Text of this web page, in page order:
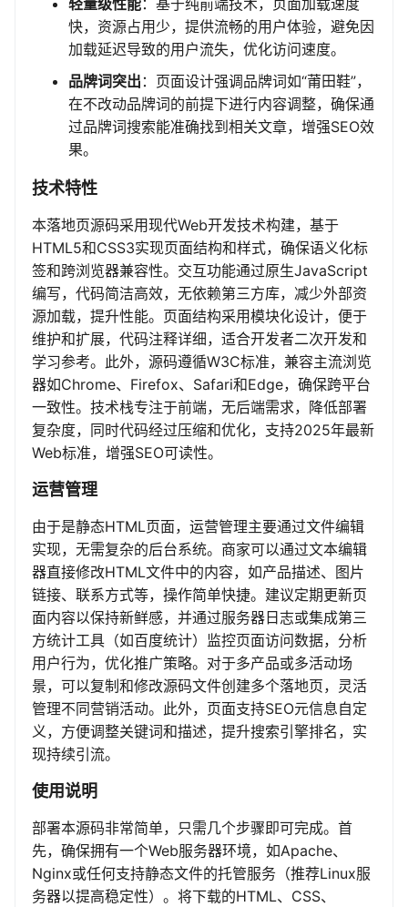
轻量级性能：基于纯前端技术，页面加载速度
快，资源占用少，提供流畅的用户体验，避免因
加载延迟导致的用户流失，优化访问速度。
品牌词突出 ：页面设计强调品牌词如“莆田鞋”，
在不改动品牌词的前提下进行内容调整，确保通
过品牌词搜索能准确找到相关文章，增强SEO效
果。
技术特性
本落地页源码采用现代Web开发技术构建，基于
HTML5和CSS3实现页面结构和样式，确保语义化标
签和跨浏览器兼容性。交互功能通过原生JavaScript
编写，代码简洁高效，无依赖第三方库，减少外部资
源加载，提升性能。页面结构采用模块化设计，便于
维护和扩展，代码注释详细，适合开发者二次开发和
学习参考。此外，源码遵循W3C标准，兼容主流浏览
器如Chrome、Firefox、Safari和Edge，确保跨平台
一致性。技术栈专注于前端，无后端需求，降低部署
复杂度，同时代码经过压缩和优化，支持2025年最新
Web标准，增强SEO可读性。
运营管理
由于是静态HTML页面，运营管理主要通过文件编辑
实现，无需复杂的后台系统。商家可以通过文本编辑
器直接修改HTML文件中的内容，如产品描述、图片
链接、联系方式等，操作简单快捷。建议定期更新页
面内容以保持新鲜感，并通过服务器日志或集成第三
方统计工具（如百度统计）监控页面访问数据，分析
用户行为，优化推广策略。对于多产品或多活动场
景，可以复制和修改源码文件创建多个落地页，灵活
管理不同营销活动。此外，页面支持SEO元信息自定
义，方便调整关键词和描述，提升搜索引擎排名，实
现持续引流。
使用说明
部署本源码非常简单，只需几个步骤即可完成。首
先，确保拥有一个Web服务器环境，如Apache、
Nginx或任何支持静态文件的托管服务（推荐Linux服
务器以提高稳定性）。将下载的HTML、CSS、